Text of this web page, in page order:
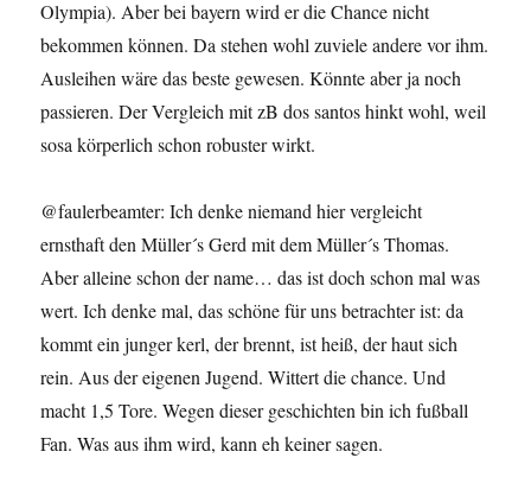
Olympia). Aber bei bayern wird er die Chance nicht
bekommen können. Da stehen wohl zuviele andere vor ihm.
Ausleihen wäre das beste gewesen. Könnte aber ja noch
passieren. Der Vergleich mit zB dos santos hinkt wohl, weil
sosa körperlich schon robuster wirkt.
@faulerbeamter: Ich denke niemand hier vergleicht
ernsthaft den Müller´s Gerd mit dem Müller´s Thomas.
Aber alleine schon der name… das ist doch schon mal was
wert. Ich denke mal, das schöne für uns betrachter ist: da
kommt ein junger kerl, der brennt, ist heiß, der haut sich
rein. Aus der eigenen Jugend. Wittert die chance. Und
macht 1,5 Tore. Wegen dieser geschichten bin ich fußball
Fan. Was aus ihm wird, kann eh keiner sagen.